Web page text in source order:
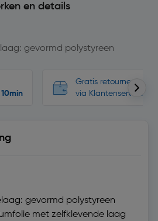
en details
gevormd polystyreen
10min
Gratis retourneren,
via Klantenservice
gevormd polystyreen
met zelfklevende laag